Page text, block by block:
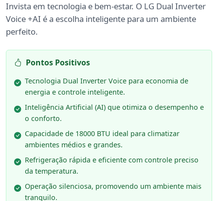
Invista em tecnologia e bem-estar. O LG Dual Inverter
Voice +AI é a escolha inteligente para um ambiente
perfeito.
Pontos Positivos
Tecnologia Dual Inverter Voice para economia de
energia e controle inteligente.
Inteligência Artificial (AI) que otimiza o desempenho e
o conforto.
Capacidade de 18000 BTU ideal para climatizar
ambientes médios e grandes.
Refrigeração rápida e eficiente com controle preciso
da temperatura.
Operação silenciosa, promovendo um ambiente mais
tranquilo.